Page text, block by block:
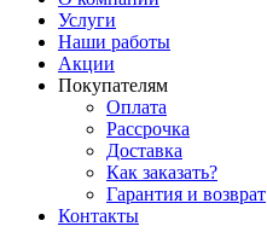
Услуги
Наши работы
Акции
Покупателям
Оплата
Рассрочка
Доставка
Как заказать?
Гарантия и возврат
Контакты